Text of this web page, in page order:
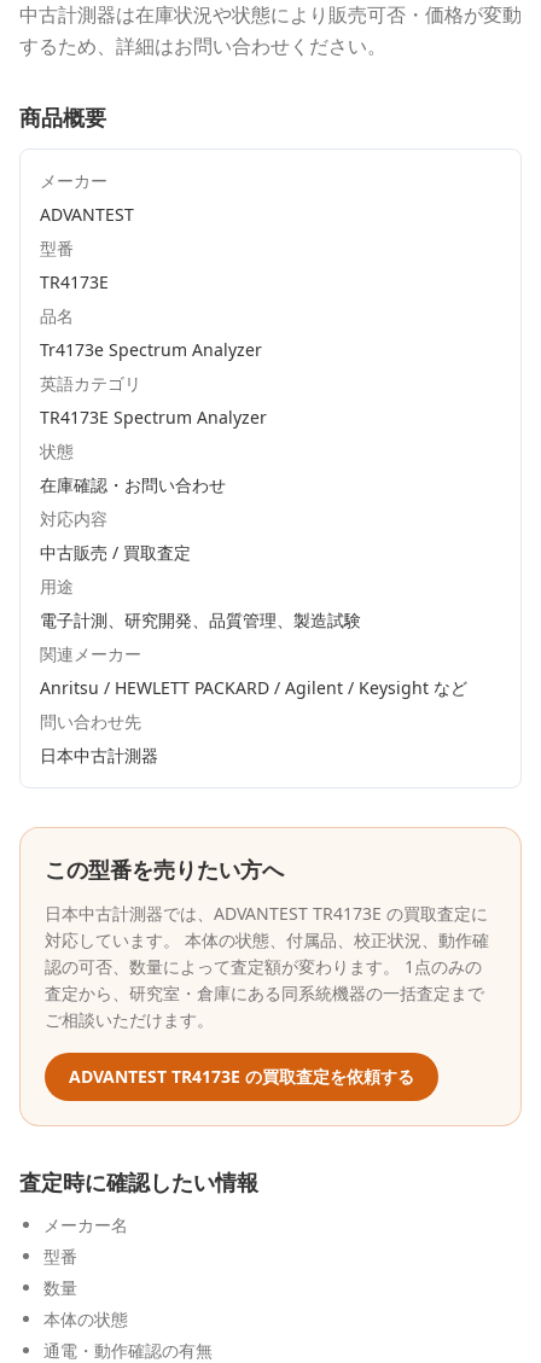
中古計測器は在庫状況や状態により販売可否・価格が変動
するため、詳細はお問い合わせください。
商品概要
メーカー
ADVANTEST
型番
TR4173E
品名
Tr4173e Spectrum Analyzer
英語カテゴリ
TR4173E Spectrum Analyzer
状態
在庫確認・お問い合わせ
対応内容
中古販売 / 買取査定
用途
電子計測、研究開発、品質管理、製造試験
関連メーカー
Anritsu / HEWLETT PACKARD / Agilent / Keysight など
問い合わせ先
日本中古計測器
この型番を売りたい方へ
日本中古計測器では、 ADVANTEST TR4173E の買取査定に
対応しています。 本体の状態、付属品、校正状況、動作確
認の可否、数量によって査定額が変わります。 1点のみの
査定から、研究室・倉庫にある同系統機器の一括査定まで
ご相談いただけます。
ADVANTEST TR4173E の買取査定を依頼する
査定時に確認したい情報
メーカー名
型番
数量
本体の状態
通電・動作確認の有無